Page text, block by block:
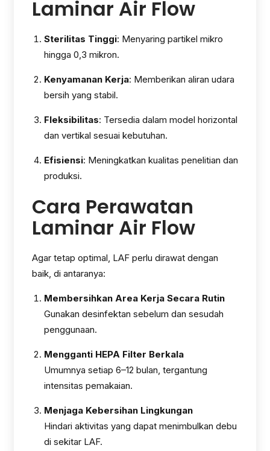
Laminar Air Flow
Sterilitas Tinggi: Menyaring partikel mikro
hingga 0,3 mikron.
Kenyamanan Kerja: Memberikan aliran udara
bersih yang stabil.
Fleksibilitas: Tersedia dalam model horizontal
dan vertikal sesuai kebutuhan.
Efisiensi: Meningkatkan kualitas penelitian dan
produksi.
Cara Perawatan
Laminar Air Flow
Agar tetap optimal, LAF perlu dirawat dengan
baik, di antaranya:
Membersihkan Area Kerja Secara Rutin
Gunakan desinfektan sebelum dan sesudah
penggunaan.
Mengganti HEPA Filter Berkala
Umumnya setiap 6–12 bulan, tergantung
intensitas pemakaian.
Menjaga Kebersihan Lingkungan
Hindari aktivitas yang dapat menimbulkan debu
di sekitar LAF.